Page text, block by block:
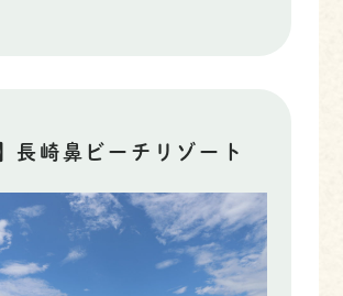
長崎鼻ビーチリゾート